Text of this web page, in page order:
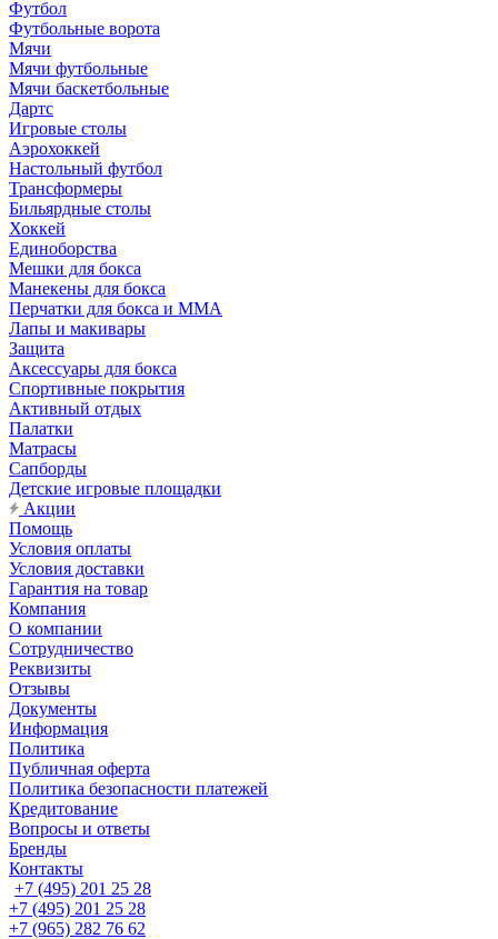
Футбол
Футбольные ворота
Мячи
Мячи футбольные
Мячи баскетбольные
Дартс
Игровые столы
Аэрохоккей
Настольный футбол
Трансформеры
Бильярдные столы
Хоккей
Единоборства
Мешки для бокса
Манекены для бокса
Перчатки для бокса и MMA
Лапы и макивары
Защита
Аксессуары для бокса
Спортивные покрытия
Активный отдых
Палатки
Матрасы
Сапборды
Детские игровые площадки
Акции
Помощь
Условия оплаты
Условия доставки
Гарантия на товар
Компания
О компании
Сотрудничество
Реквизиты
Отзывы
Документы
Информация
Политика
Публичная оферта
Политика безопасности платежей
Кредитование
Вопросы и ответы
Бренды
Контакты
+7 (495) 201 25 28
+7 (495) 201 25 28
+7 (965) 282 76 62